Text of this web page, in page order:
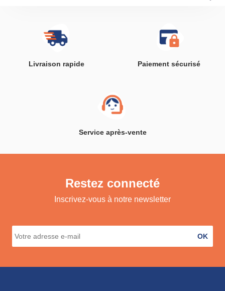
Livraison rapide Paiement sécurisé
Service après-vente
Restez connecté
Inscrivez-vous à notre newsletter
OK